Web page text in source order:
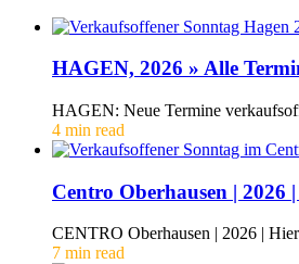
HAGEN, 2026 » Alle
HAGEN: Neue Termine
4 min read
Centro Oberhausen | 2026
CENTRO Oberhausen | 2026 |
7 min read